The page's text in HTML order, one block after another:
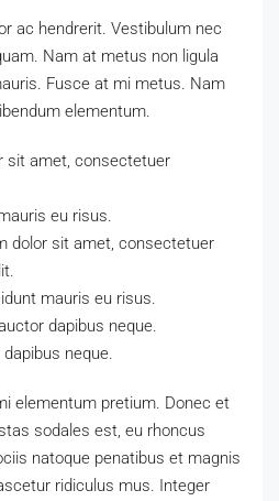
ac hendrerit. Vestibulum nec
Nam at metus non ligula
Fusce at mi metus. Nam
elementum.
sit amet, consectetuer
eu risus.
dolor sit amet, consectetuer
mauris eu risus.
dapibus neque.
neque.
elementum pretium. Donec et
sodales est, eu rhoncus
natoque penatibus et magnis
ridiculus mus. Integer